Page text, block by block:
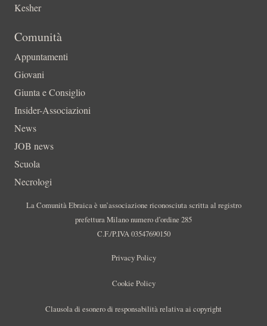
Kesher
Comunità
Appuntamenti
Giovani
Giunta e Consiglio
Insider-Associazioni
News
JOB news
Scuola
Necrologi
La Comunità Ebraica è un’associazione riconosciuta scritta al registro
prefettura Milano numero d’ordine 285
C.F./P.IVA 03547690150
Privacy Policy
Cookie Policy
Clausola di esonero di responsabilità relativa ai copyright